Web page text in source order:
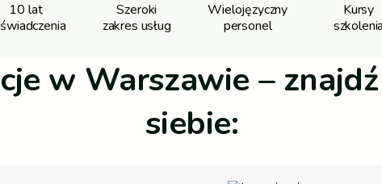
10 lat
Szeroki
zakres usług
Wielojęzyczny
personel
Kursy
szkolenia
w Warszawie –
siebie: